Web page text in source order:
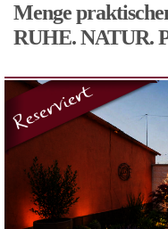
Menge
RUHE. NATUR.